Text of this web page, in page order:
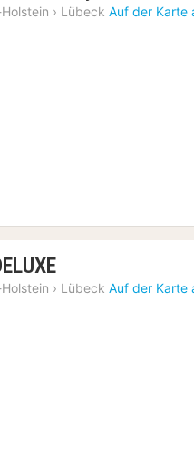
› Lübeck Auf der Karte
1
Nacht
› Lübeck Auf der Karte